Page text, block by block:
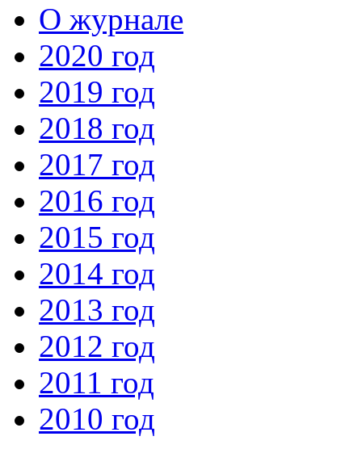
О журнале
2020 год
2019 год
2018 год
2017 год
2016 год
2015 год
2014 год
2013 год
2012 год
2011 год
2010 год